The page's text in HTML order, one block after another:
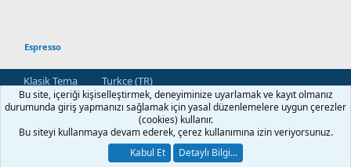
Espresso
Klasik Tema
Turkce (TR)
Bize Ulaşın
Kullanım ve Şartlar Gizlilik Politikası
Yardım
R
S
Community platform by XenForo® © 2010-2026 XenForo Ltd.
[XGT] Forum statistics system- XenGenTr
Bu site, içeriği kişiselleştirmek, deneyiminize uyarlamak ve kayıt olmanız
durumunda giriş yapmanızı sağlamak için yasal düzenlemelere uygun çerezler
(cookies) kullanır.
Bu siteyi kullanmaya devam ederek, çerez kullanımına izin veriyorsunuz.
Kabul Et
Detaylı Bilgi...